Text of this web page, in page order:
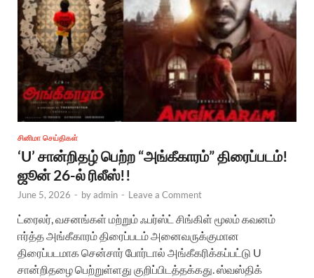
சினிமா செய்திகள்
‘U’ சான்றிதழ் பெற்ற “அங்கீகாரம்” திரைப்படம்!
ஜூன் 26-ல் ரிலீஸ்!!
June 5, 2026 - byadmin - Leave a Comment
ட்ரைலர், வசனங்கள் மற்றும் ஃபர்ஸ்ட் சிங்கிள் மூலம் கவனம்
ஈர்த்த அங்கீகாரம் திரைப்படம் அனைவருக்குமான
திரைப்படமாக சென்சார் போர்டால் அங்கீகரிக்கப்பட்டு U
சான்றிதழை பெற்றுள்ளது குறிப்பிடத்தக்கது. ஸ்வஸ்திக்